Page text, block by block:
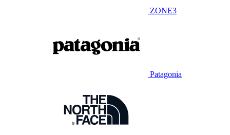
ZONE3
Patagonia